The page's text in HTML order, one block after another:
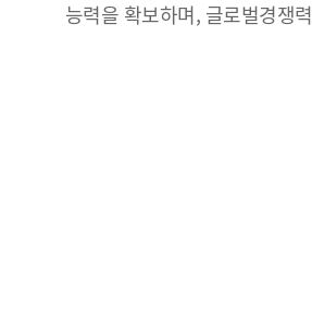
능력을 확보하며, 글로벌경쟁